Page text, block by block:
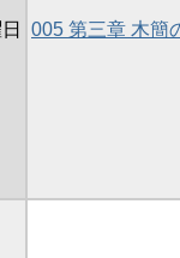
005 第三章 木簡